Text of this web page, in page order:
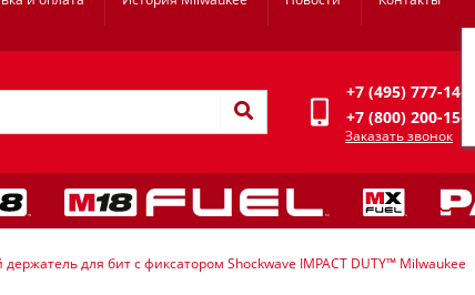
+7 (495) 777-14-94
+7 (800) 200-15-94
Заказать звонок
для бит с фиксатором Shockwave IMPACT DUTY™ Milwaukee